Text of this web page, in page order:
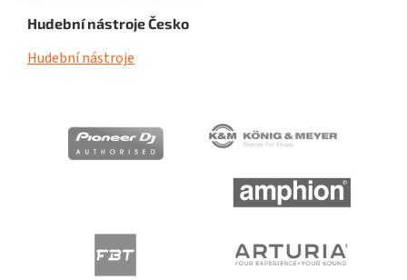
Hudební nástroje Česko
Hudební nástroje